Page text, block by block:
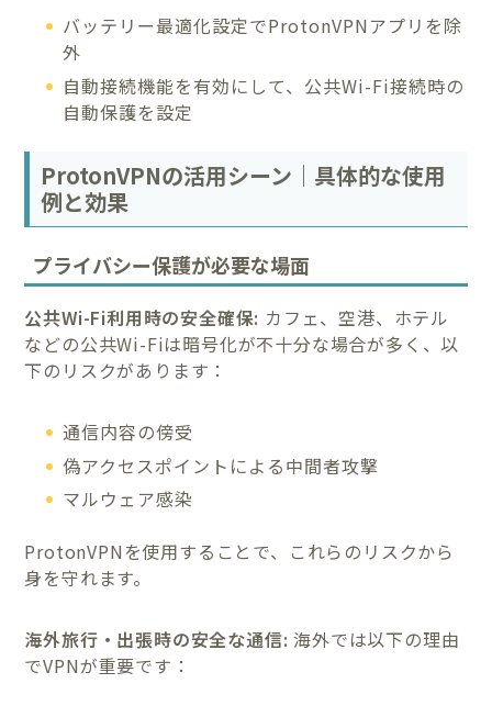
バッテリー最適化設定でProtonVPNアプリを除
外
自動接続機能を有効にして、公共Wi-Fi接続時の
自動保護を設定
ProtonVPNの活用シーン｜具体的な使用
例と効果
プライバシー保護が必要な場面
公共Wi-Fi利用時の安全確保: カフェ、空港、ホテル
などの公共Wi-Fiは暗号化が不十分な場合が多く、以
下のリスクがあります：
通信内容の傍受
偽アクセスポイントによる中間者攻撃
マルウェア感染
ProtonVPNを使用することで、これらのリスクから
身を守れます。
海外旅行・出張時の安全な通信: 海外では以下の理由
でVPNが重要です：